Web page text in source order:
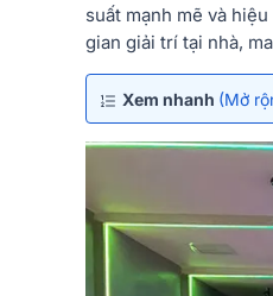
suất mạnh mẽ và
gian giải trí tại nhà,
Xem nhanh (Mở